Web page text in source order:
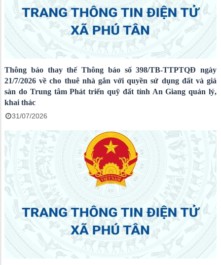
Thông báo thay thế Thông báo số 398/TB-TTPTQĐ ngày
21/7/2026 về cho thuê nhà gắn với quyền sử dụng đất và giá
sàn do Trung tâm Phát triển quỹ đất tỉnh An Giang quản lý,
khai thác
31/07/2026